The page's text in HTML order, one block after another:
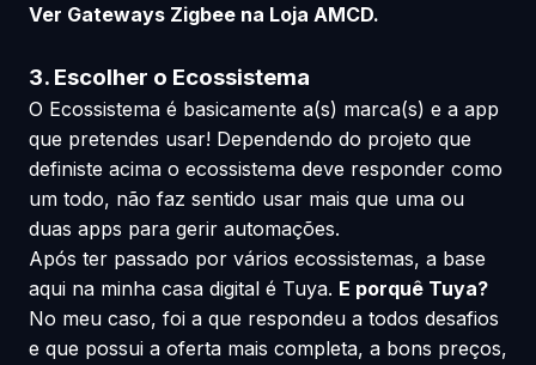
Ver Gateways Zigbee na Loja AMCD.
3. Escolher o Ecossistema
O Ecossistema é basicamente a(s) marca(s) e a app
que pretendes usar! Dependendo do projeto que
definiste acima o ecossistema deve responder como
um todo, não faz sentido usar mais que uma ou
duas apps para gerir automações.
Após ter passado por vários ecossistemas, a base
aqui na minha casa digital é Tuya. E porquê Tuya?
No meu caso, foi a que respondeu a todos desafios
e que possui a oferta mais completa, a bons preços,